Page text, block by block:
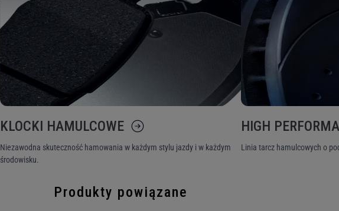
KLOCKI HAMULCOWE
Niezawodna skuteczność hamowania w każdym stylu jazdy i w każdym
środowisku.
HIGH
Linia tarcz hamulcowych o
Produkty powiązane